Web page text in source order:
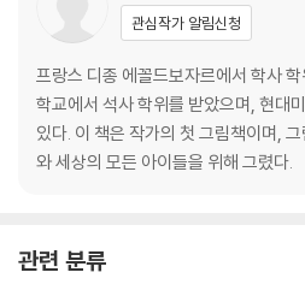
관심작가 알림신청
프랑스 디종 에꼴드보자르에서 학사
학교에서 석사 학위를 받았으며, 현대
있다. 이 책은 작가의 첫 그림책이며,
와 세상의 모든 아이들을 위해 그렸다.
관련 분류